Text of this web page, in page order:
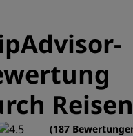
(187